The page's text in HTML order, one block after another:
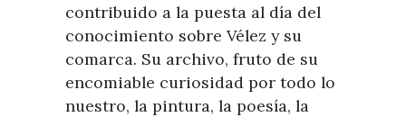
contribuido a la puesta al día del
conocimiento sobre Vélez y su
comarca. Su archivo, fruto de su
encomiable curiosidad por todo lo
nuestro, la pintura, la poesía, la